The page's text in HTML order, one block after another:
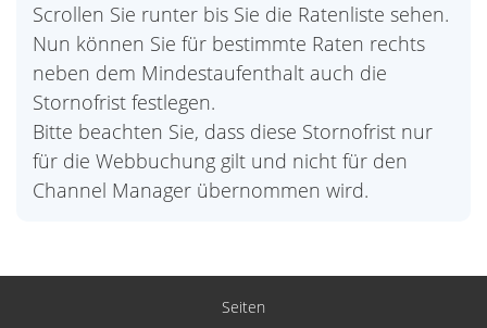
Scrollen Sie runter bis Sie die Ratenliste sehen.
Nun können Sie für bestimmte Raten rechts
neben dem Mindestaufenthalt auch die
Stornofrist festlegen.
Bitte beachten Sie, dass diese Stornofrist nur
für die Webbuchung gilt und nicht für den
Channel Manager übernommen wird.
Seiten